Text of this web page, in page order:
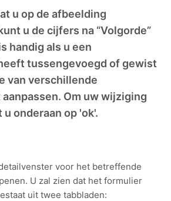
u op de afbeelding
u de cijfers na “Volgorde”
handig als u een
tussengevoegd of gewist
van verschillende
Om uw wijziging
onderaan op 'ok'.
voor het betreffende
U zal zien dat het formulier
uit twee tabbladen: